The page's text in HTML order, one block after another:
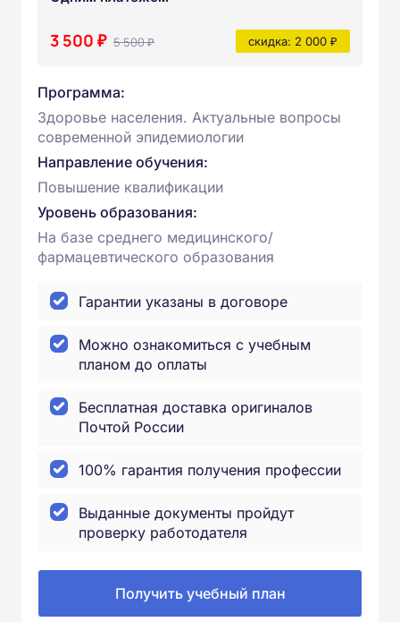
3 500 ₽ 5 500 ₽ скидка: 2 000 ₽
Программа:
Здоровье населения. Актуальные вопросы
современной эпидемиологии
Направление обучения:
Повышение квалификации
Уровень образования:
На базе среднего медицинского/
фармацевтического образования
Гарантии указаны в договоре
Можно ознакомиться с учебным
планом до оплаты
Бесплатная доставка оригиналов
Почтой России
100% гарантия получения профессии
Выданные документы пройдут
проверку работодателя
Получить учебный план